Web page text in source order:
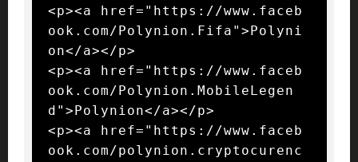
<p><a href="https://www.faceb
ook.com/Polynion.Fifa">Polyni
on</a></p>
<p><a href="https://www.faceb
ook.com/Polynion.MobileLegen
d">Polynion</a></p>
<p><a href="https://www.faceb
ook.com/polynion.cryptocurenc